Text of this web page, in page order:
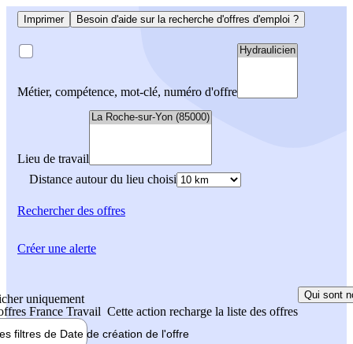
Imprimer Besoin d'aide sur la recherche d'offres d'emploi ?
Métier, compétence, mot-clé, numéro d'offre
Lieu de travail
Distance autour du lieu choisi
Rechercherdes offres
uniquement
France Travail Cette action recharge la liste des offres
Qui sont
filtres de Date de création de l'offre
Créer une alerte